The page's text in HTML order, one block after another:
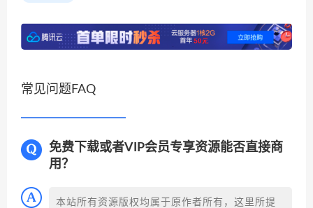
常见问题FAQ
免费下载或者VIP会员专享资源能否直接商
用？
本站所有资源版权均属于原作者所有，这里所提